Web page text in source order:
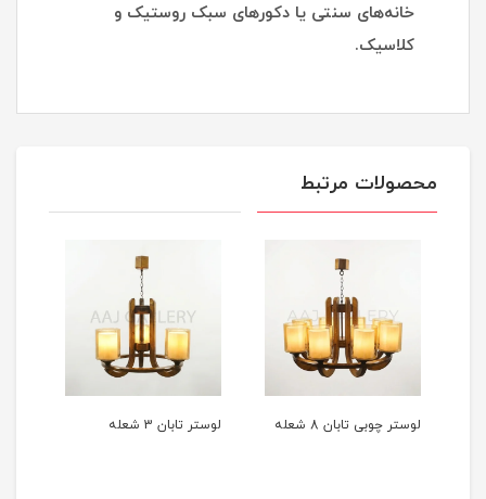
خانه‌های سنتی یا دکورهای سبک روستیک و
کلاسیک.
محصولات مرتبط
لوستر چوبی تابان 8 شعله لوستر تابان 3 شعله